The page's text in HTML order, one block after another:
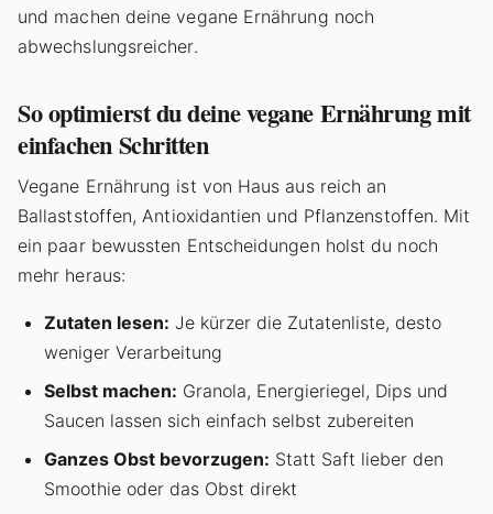
und machen deine vegane Ernährung noch
abwechslungsreicher.
So optimierst du deine vegane Ernährung mit
einfachen Schritten
Vegane Ernährung ist von Haus aus reich an
Ballaststoffen, Antioxidantien und Pflanzenstoffen. Mit
ein paar bewussten Entscheidungen holst du noch
mehr heraus:
Zutaten lesen: Je kürzer die Zutatenliste, desto
weniger Verarbeitung
Selbst machen: Granola, Energieriegel, Dips und
Saucen lassen sich einfach selbst zubereiten
Ganzes Obst bevorzugen: Statt Saft lieber den
Smoothie oder das Obst direkt